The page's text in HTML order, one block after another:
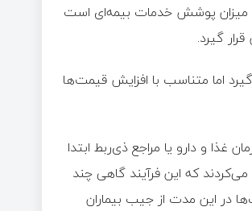
میزان پوشش خدمات بیمه‌ای است
گیرد.
بیمه قرار گیرد اما متناسب با افزایش قیمت‌ها
غذا و دارو یا مراجع ذی‌ربط ابتدا
که این فرآیند گاهی چند
در این مدت از جیب بیماران